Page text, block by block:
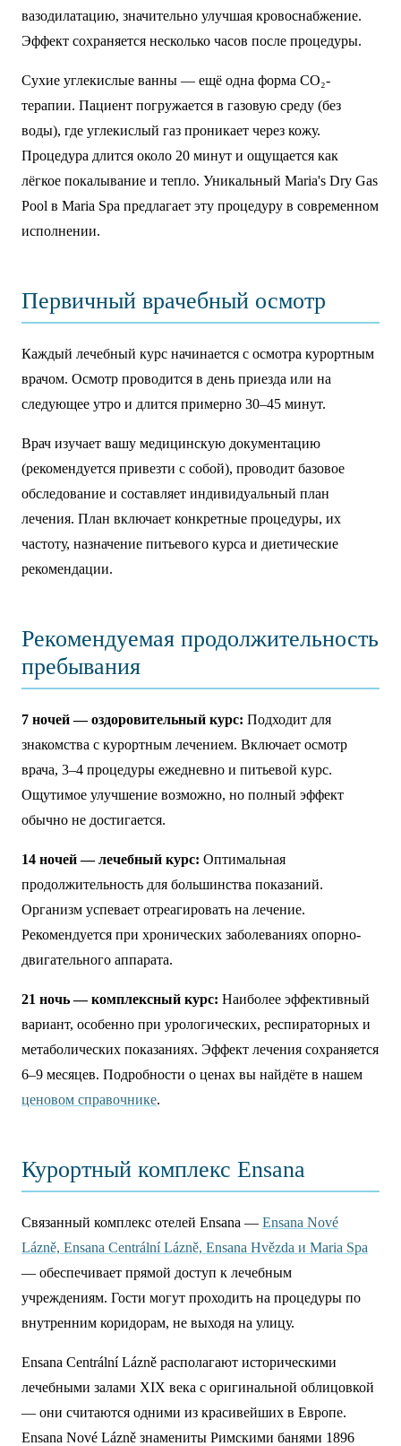
вазодилатацию, значительно улучшая кровоснабжение.
Эффект сохраняется несколько часов после процедуры.
Сухие углекислые ванны — ещё одна форма CO₂-
терапии. Пациент погружается в газовую среду (без
воды), где углекислый газ проникает через кожу.
Процедура длится около 20 минут и ощущается как
лёгкое покалывание и тепло. Уникальный Maria's Dry Gas
Pool в Maria Spa предлагает эту процедуру в современном
исполнении.
Первичный врачебный осмотр
Каждый лечебный курс начинается с осмотра курортным
врачом. Осмотр проводится в день приезда или на
следующее утро и длится примерно 30–45 минут.
Врач изучает вашу медицинскую документацию
(рекомендуется привезти с собой), проводит базовое
обследование и составляет индивидуальный план
лечения. План включает конкретные процедуры, их
частоту, назначение питьевого курса и диетические
рекомендации.
Рекомендуемая продолжительность
пребывания
7 ночей — оздоровительный курс: Подходит для
знакомства с курортным лечением. Включает осмотр
врача, 3–4 процедуры ежедневно и питьевой курс.
Ощутимое улучшение возможно, но полный эффект
обычно не достигается.
14 ночей — лечебный курс: Оптимальная
продолжительность для большинства показаний.
Организм успевает отреагировать на лечение.
Рекомендуется при хронических заболеваниях опорно-
двигательного аппарата.
21 ночь — комплексный курс: Наиболее эффективный
вариант, особенно при урологических, респираторных и
метаболических показаниях. Эффект лечения сохраняется
6–9 месяцев. Подробности о ценах вы найдёте в нашем
ценовом справочнике.
Курортный комплекс Ensana
Связанный комплекс отелей Ensana — Ensana Nové
Lázně, Ensana Centrální Lázně, Ensana Hvězda и Maria Spa
— обеспечивает прямой доступ к лечебным
учреждениям. Гости могут проходить на процедуры по
внутренним коридорам, не выходя на улицу.
Ensana Centrální Lázně располагают историческими
лечебными залами XIX века с оригинальной облицовкой
— они считаются одними из красивейших в Европе.
Ensana Nové Lázně знамениты Римскими банями 1896